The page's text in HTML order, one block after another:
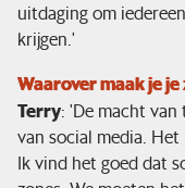
uitdaging om
krijgen.'
Waarover maak je
Terry: 'De macht
van social media.
Ik vind het goed dat